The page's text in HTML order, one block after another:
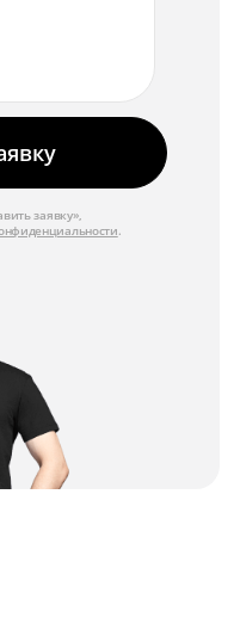
заявку»,
.